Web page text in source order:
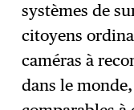
systèmes de
citoyens
caméras à
dans le